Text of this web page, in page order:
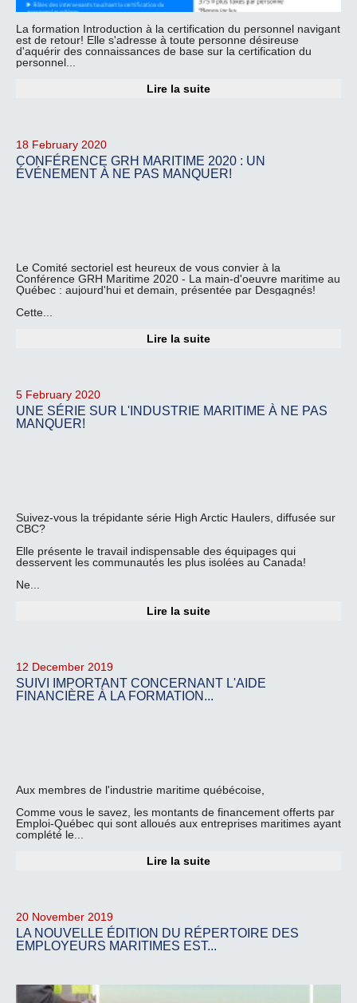
La formation Introduction à la certification du personnel navigant
est de retour! Elle s'adresse à toute personne désireuse
d'aquérir des connaissances de base sur la certification du
personnel...
Lire la suite
18 February 2020
CONFÉRENCE GRH MARITIME 2020 : UN
ÉVÉNEMENT À NE PAS MANQUER!
Le Comité sectoriel est heureux de vous convier à la
Conférence GRH Maritime 2020 - La main-d'oeuvre maritime au
Québec : aujourd'hui et demain, présentée par Desgagnés!
Cette...
Lire la suite
5 February 2020
UNE SÉRIE SUR L'INDUSTRIE MARITIME À NE PAS
MANQUER!
Suivez-vous la trépidante série High Arctic Haulers, diffusée sur
CBC?
Elle présente le travail indispensable des équipages qui
desservent les communautés les plus isolées au Canada!
Ne...
Lire la suite
12 December 2019
SUIVI IMPORTANT CONCERNANT L'AIDE
FINANCIÈRE À LA FORMATION...
Aux membres de l'industrie maritime québécoise,
Comme vous le savez, les montants de financement offerts par
Emploi-Québec qui sont alloués aux entreprises maritimes ayant
complété le...
Lire la suite
20 November 2019
LA NOUVELLE ÉDITION DU RÉPERTOIRE DES
EMPLOYEURS MARITIMES EST...